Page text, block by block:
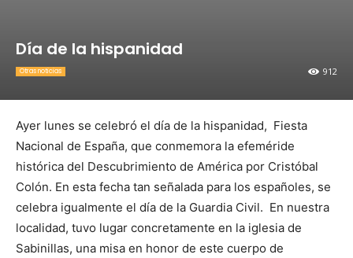
Día de la hispanidad
912
Otras noticias
Ayer lunes se celebró el día de la hispanidad, Fiesta
Nacional de España, que conmemora la efeméride
histórica del Descubrimiento de América por Cristóbal
Colón. En esta fecha tan señalada para los españoles, se
celebra igualmente el día de la Guardia Civil. En nuestra
localidad, tuvo lugar concretamente en la iglesia de
Sabinillas, una misa en honor de este cuerpo de